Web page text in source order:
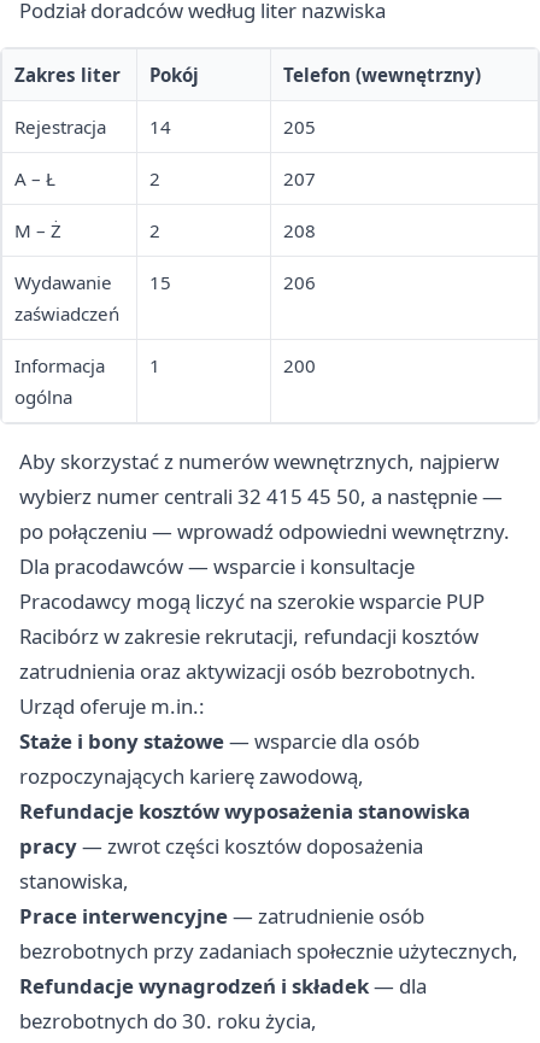
Podział doradców według liter nazwiska
Zakres liter Pokój Telefon (wewnętrzny)
Rejestracja 14 205
A – Ł 2 207
M – Ż 2 208
Wydawanie
zaświadczeń
15 206
Informacja
ogólna
1 200
Aby skorzystać z numerów wewnętrznych, najpierw
wybierz numer centrali 32 415 45 50, a następnie —
po połączeniu — wprowadź odpowiedni wewnętrzny.
Dla pracodawców — wsparcie i konsultacje
Pracodawcy mogą liczyć na szerokie wsparcie PUP
Racibórz w zakresie rekrutacji, refundacji kosztów
zatrudnienia oraz aktywizacji osób bezrobotnych.
Urząd oferuje m.in.:
Staże i bony stażowe— wsparcie dla osób
rozpoczynających karierę zawodową,
Refundacje kosztów wyposażenia stanowiska
pracy— zwrot części kosztów doposażenia
stanowiska,
Prace interwencyjne— zatrudnienie osób
bezrobotnych przy zadaniach społecznie użytecznych,
Refundacje wynagrodzeń i składek— dla
bezrobotnych do 30. roku życia,